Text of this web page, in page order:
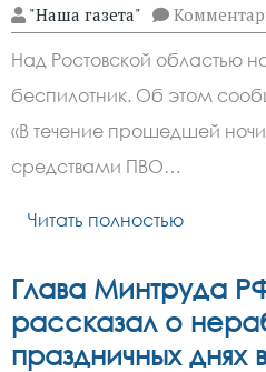
"Наша газета"
Над Ростовской областью
беспилотник. Об этом
«В течение прошедшей
средствами ПВО…
Читать полностью
Глава Минтруда
рассказал о
праздничных днях